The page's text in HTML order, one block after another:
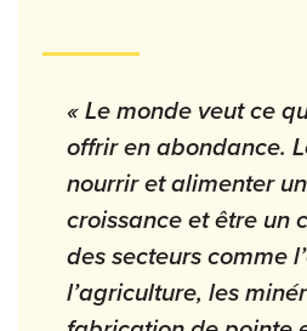
« Le monde veut ce
offrir en abondance.
nourrir et alimenter
croissance et être un
des secteurs comme
l’agriculture, les